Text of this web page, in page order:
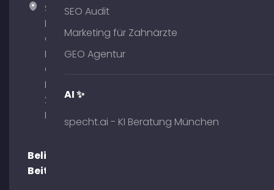
Specht
Marketing
GmbH –
Palais am
Obelisk
Briennerstr.
29 80333
München
Beliebte
Beiträge
SEO Audit
Marketing für Zahnärzte
GEO Agentur
AI ✨
specht.ai - KI Beratung München